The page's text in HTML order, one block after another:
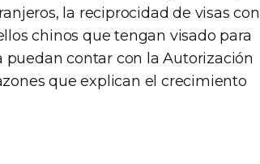
la reciprocidad de visas con
chinos que tengan visado para
puedan contar con la Autorización
que explican el crecimiento